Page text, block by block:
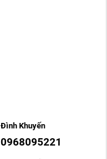
Đình Khuyến
0968095221